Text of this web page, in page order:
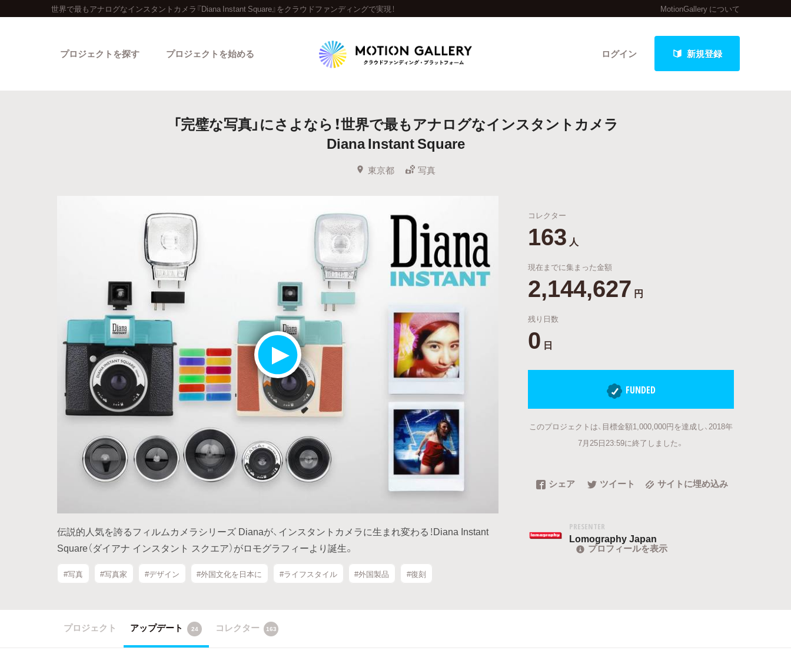
世界で最もアナログなインスタントカメラ『Diana Instant Square』をクラウドファンディングで実現！ MotionGallery について
ログイン 新規登録
プロジェクトを探す
人気のプロジェクト 新着プロジェクト 終了間近のプロジェクト
Feature
Legendary
最新達成プロジェクト 調達額が大きいプロジェクト
プロジェクトを始める
「完璧な写真」にさよなら！世界で最もアナログなインスタントカメラ
Diana Instant Square
東京都 写真
伝説的人気を誇るフィルムカメラシリーズ Dianaが、インスタントカメラに生まれ変わる！Diana Instant
Square（ダイアナ インスタント スクエア）がロモグラフィーより誕生。
#写真 #写真家 #デザイン #外国文化を日本に #ライフスタイル #外国製品 #復刻
コレクター
163 人
現在までに集まった金額
2,144,627 円
残り日数
0 日
FUNDED
このプロジェクトは、目標金額1,000,000円を達成し、2018年
7月25日23:59に終了しました。
シェア ツイート サイトに埋め込み
PRESENTER
Lomography Japan
プロフィールを表示
プロジェクト アップデート 24 コレクター 163